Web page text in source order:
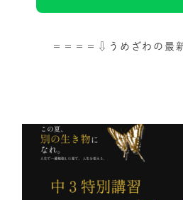
＝＝＝＝⇩うめざわの最